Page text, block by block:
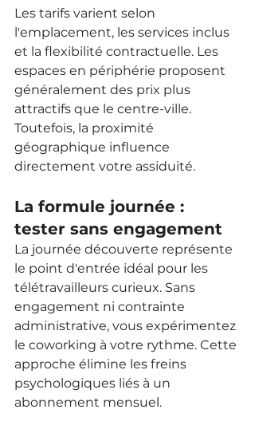
Les tarifs varient selon
l'emplacement, les services inclus
et la flexibilité contractuelle. Les
espaces en périphérie proposent
généralement des prix plus
attractifs que le centre-ville.
Toutefois, la proximité
géographique influence
directement votre assiduité.
La formule journée :
tester sans engagement
La journée découverte représente
le point d'entrée idéal pour les
télétravailleurs curieux. Sans
engagement ni contrainte
administrative, vous expérimentez
le coworking à votre rythme. Cette
approche élimine les freins
psychologiques liés à un
abonnement mensuel.